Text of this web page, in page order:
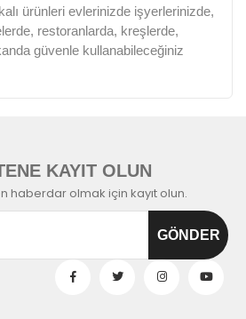
ürünleri evlerinizde işyerlerinizde,
restoranlarda, kreşlerde,
güvenle kullanabileceğiniz
KAYIT OLUN
haberdar olmak için kayıt olun.